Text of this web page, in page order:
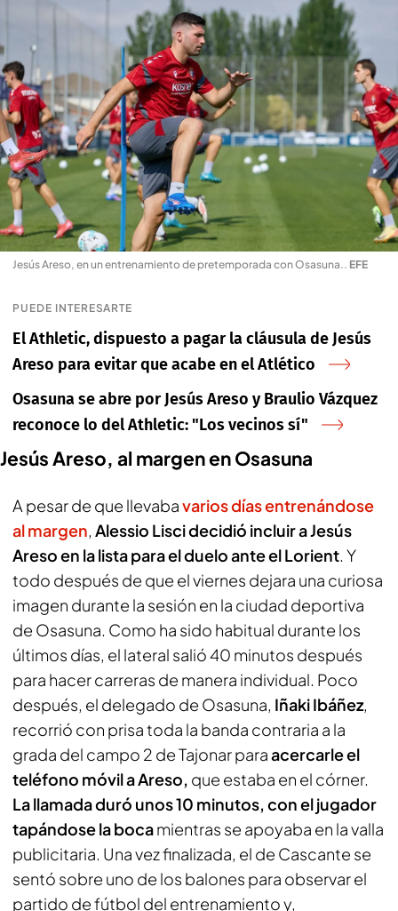
Jesús Areso, en un entrenamiento de pretemporada con Osasuna.. EFE
PUEDE INTERESARTE
El Athletic, dispuesto a pagar la cláusula de Jesús
Areso para evitar que acabe en el Atlético
Osasuna se abre por Jesús Areso y Braulio Vázquez
reconoce lo del Athletic: "Los vecinos sí"
Jesús Areso, al margen en Osasuna
A pesar de que llevabavarios días entrenándose
al margen, Alessio Lisci decidió incluir a Jesús
Areso en la lista para el duelo ante el Lorient. Y
todo después de que el viernes dejara una curiosa
imagen durante la sesión en la ciudad deportiva
de Osasuna. Como ha sido habitual durante los
últimos días, el lateral salió 40 minutos después
para hacer carreras de manera individual. Poco
después, el delegado de Osasuna, Iñaki Ibáñez,
recorrió con prisa toda la banda contraria a la
grada del campo 2 de Tajonar paraacercarle el
teléfono móvil a Areso, que estaba en el córner.
La llamada duró unos 10 minutos, con el jugador
tapándose la bocamientras se apoyaba en la valla
publicitaria. Una vez finalizada, el de Cascante se
sentó sobre uno de los balones para observar el
partido de fútbol del entrenamiento y,